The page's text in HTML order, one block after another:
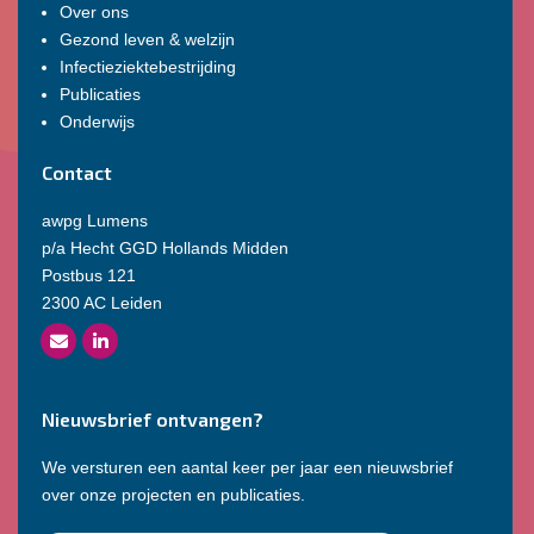
Over ons
Gezond leven & welzijn
Infectieziektebestrijding
Publicaties
Onderwijs
Contact
awpg Lumens
p/a Hecht GGD Hollands Midden
Postbus 121
2300 AC Leiden
Nieuwsbrief ontvangen?
We versturen een aantal keer per jaar een nieuwsbrief
over onze projecten en publicaties.